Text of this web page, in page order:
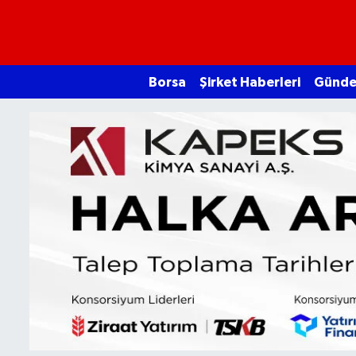
Borsa Şirket Haberleri
Ekonomi
Emtia
Şirket Haberleri